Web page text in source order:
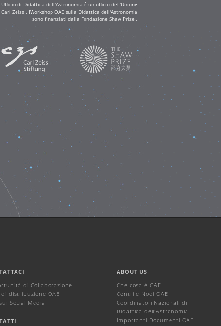
di Didattica dell'Astronomia é un ufficio dell'Unione
Zeiss . IWorkshop OAE sulla Didattica dell'Astronomia
sono finanziati dalla Fondazione Shaw Prize .
di Collaborazione
di distribuzione OAE
Social Media
ABOUT US
Che cosa é OAE
Centri e Nodi OAE
Coordinatori Nazionali di
Didattica dell'Astronomia
Importanti Documenti OAE